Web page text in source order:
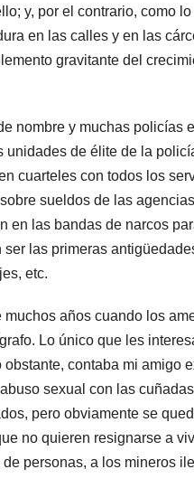
y, por el contrario, como
en las calles y en las
gravitante del
nombre y muchas
unidades de élite de la
cuarteles con todos los
sueldos de las
en las bandas de narcos
las primeras
etc.
muchos años cuando los
Lo único que les
contaba mi amigo
sexual con las
pero obviamente se
no quieren resignarse a
personas, a los mineros